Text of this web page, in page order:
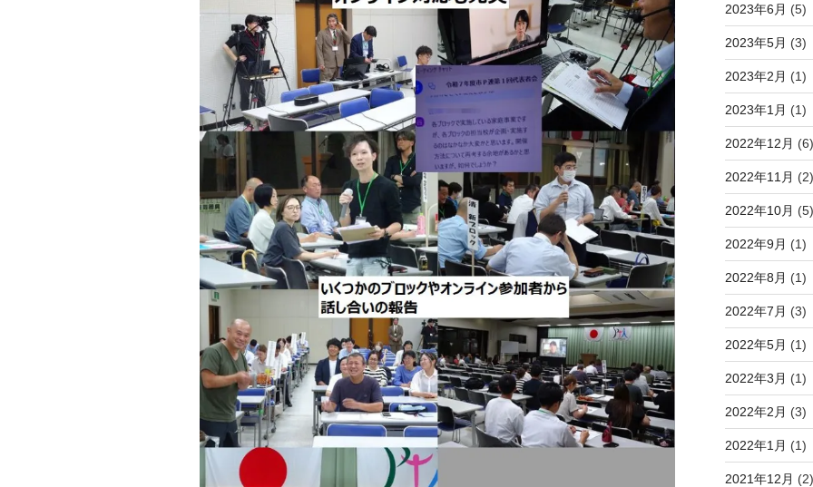
2023年6月 (5)
2023年5月 (3)
2023年2月 (1)
2023年1月 (1)
2022年12月 (6)
2022年11月 (2)
2022年10月 (5)
2022年9月 (1)
2022年8月 (1)
2022年7月 (3)
2022年5月 (1)
2022年3月 (1)
2022年2月 (3)
2022年1月 (1)
2021年12月 (2)